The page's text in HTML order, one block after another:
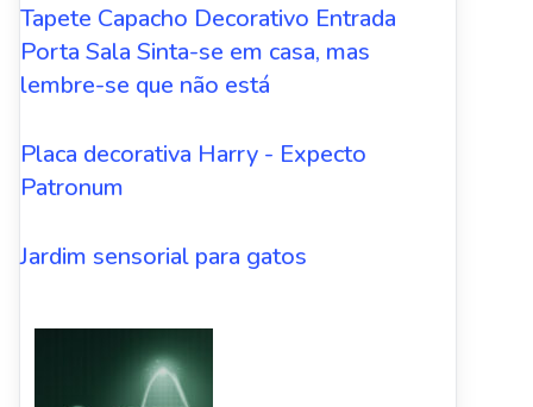
Tapete Capacho Decorativo Entrada
Porta Sala Sinta-se em casa, mas
lembre-se que não está
Placa decorativa Harry - Expecto
Patronum
Jardim sensorial para gatos